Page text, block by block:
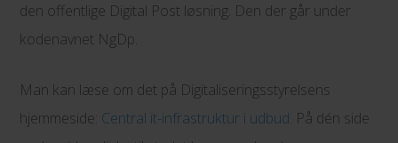
den offentlige Digital Post løsning. Den der går under
kodenavnet NgDp.
Man kan læse om det på Digitaliseringsstyrelsens
hjemmeside: Central it-infrastruktur i udbud . På dén side